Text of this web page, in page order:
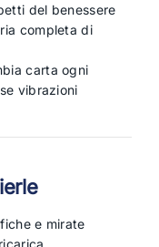
del benessere
completa di
carta ogni
vibrazioni
e mirate